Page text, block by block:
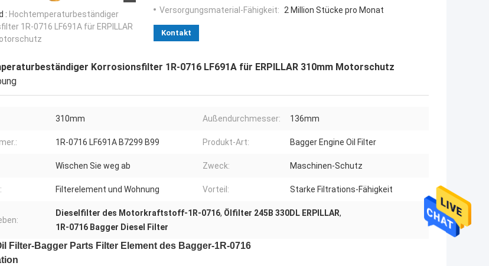
: Hochtemperaturbeständiger
1R-0716 LF691A für ERPILLAR
Versorgungsmaterial-Fähigkeit: 2 Million Stücke pro Monat
Kontakt
Korrosionsfilter 1R-0716 LF691A für ERPILLAR 310mm Motorschutz
310mm Außendurchmesser: 136mm
1R-0716 LF691A B7299 B99 Produkt-Art: Bagger Engine Oil Filter
Wischen Sie weg ab Zweck: Maschinen-Schutz
Filterelement und Wohnung Vorteil: Starke Filtrations-Fähigkeit
Dieselfilter des Motorkraftstoff-1R-0716, Ölfilter 245B 330DL ERPILLAR,
1R-0716 Bagger Diesel Filter
Filter-Bagger Parts Filter Element des Bagger-1R-0716